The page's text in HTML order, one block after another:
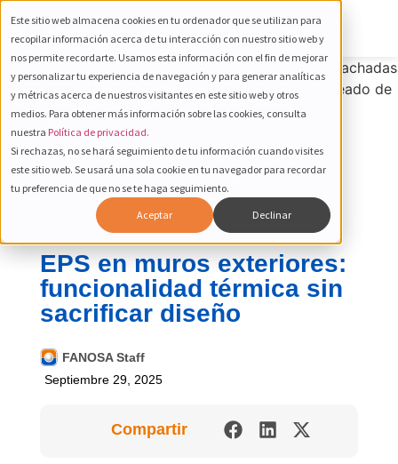
Este sitio web almacena cookies en tu ordenador que se utilizan para
recopilar información acerca de tu interacción con nuestro sitio web y
nos permite recordarte. Usamos esta información con el fin de mejorar
y personalizar tu experiencia de navegación y para generar analíticas
y métricas acerca de nuestros visitantes en este sitio web y otros
medios. Para obtener más información sobre las cookies, consulta
nuestra Política de privacidad.
Si rechazas, no se hará seguimiento de tu información cuando visites
este sitio web. Se usará una sola cookie en tu navegador para recordar
tu preferencia de que no se te haga seguimiento.
Aceptar Declinar
EPS en muros exteriores:
funcionalidad térmica sin
sacrificar diseño
FANOSA Staff
Septiembre 29, 2025
Compartir